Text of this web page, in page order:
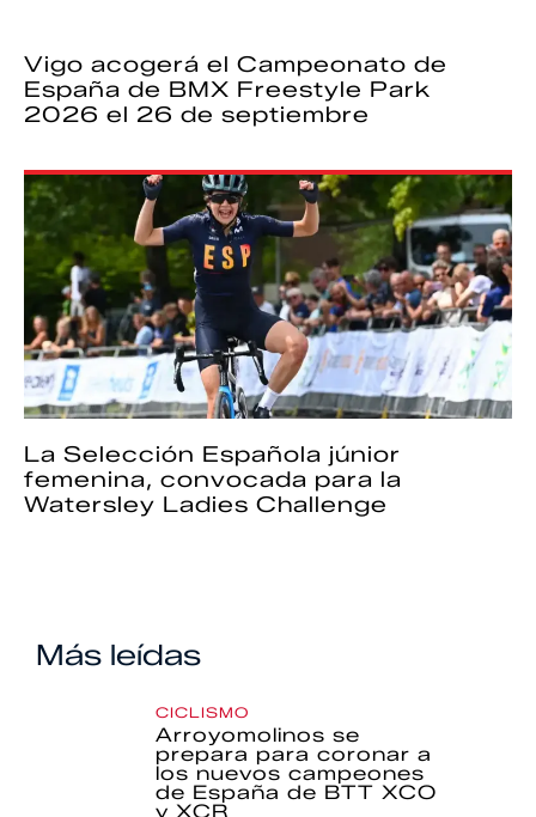
Vigo acogerá el Campeonato de
España de BMX Freestyle Park
2026 el 26 de septiembre
La Selección Española júnior
femenina, convocada para la
Watersley Ladies Challenge
Más leídas
CICLISMO
Arroyomolinos se
prepara para coronar a
los nuevos campeones
de España de BTT XCO
y XCR